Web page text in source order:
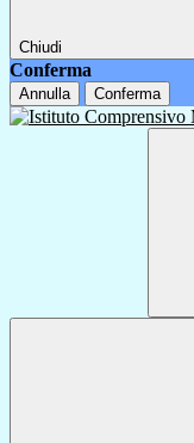
Chiudi
Conferma
Annulla Conferma